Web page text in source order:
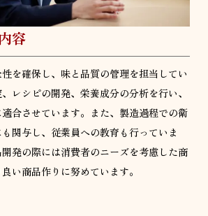
容
を確保し、味と品質の管理を担当してい
レシピの開発、栄養成分の分析を行い、
合させています。また、製造過程での衛
関与し、従業員への教育も行っていま
発の際には消費者のニーズを考慮した商
い商品作りに努めています。